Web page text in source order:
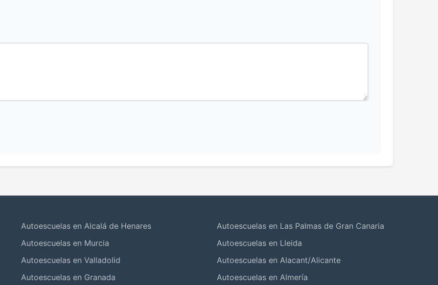
Autoescuelas en Alcalá de Henares
Autoescuelas en Murcia
Autoescuelas en Valladolid
Autoescuelas en Granada
Autoescuelas en Las Palmas de Gran Canaria
Autoescuelas en Lleida
Autoescuelas en Alacant/Alicante
Autoescuelas en Almería